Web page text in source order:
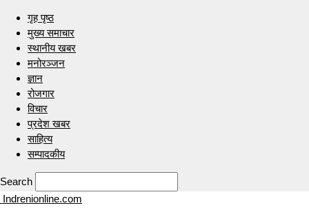
गृह पृष्ठ
मुख्य समाचार
स्थानीय खबर
मनोरञ्जन
ज्ञान
रोजगार
विचार
प्रदेश खबर
साहित्य
सम्पादकीय
Search
Indrenionline.com